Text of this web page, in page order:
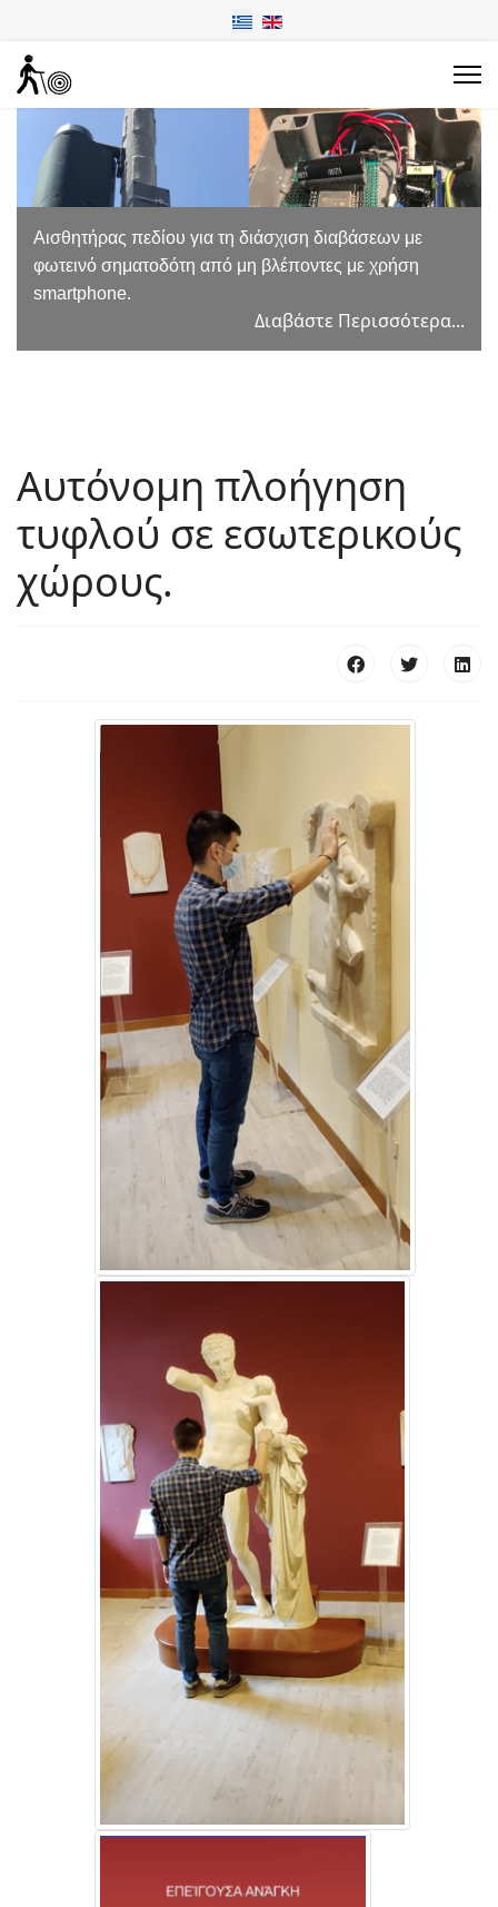
Ιχνηλάτηση και καθοδήγηση σε πραγματικό χρόνο και
με μεγάλη ακρίβεια της αυτόνομης πλοήγησης τυφλού
σε επιλεγμένο προορισμό.
Διαβάστε Περισσότερα...
Αυτόνομη πλοήγηση
τυφλού σε εσωτερικούς
χώρους.